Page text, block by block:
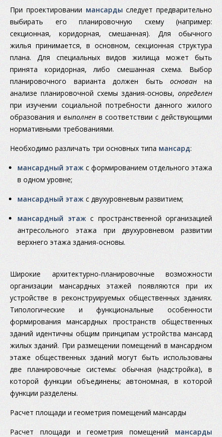
При проектировании мансарды следует предварительно
выбирать его планировочную схему (например:
секционная, коридорная, смешанная). Для обычного
жилья принимается, в основном, секционная структура
плана. Для специальных видов жилища может быть
принята коридорная, либо смешанная схема. Выбор
планировочного варианта должен бытьоснован на
анализе планировочной схемы здания-основы, определен
при изучении социальной потребности данного жилого
образования ивыполнен в соответствии с действующими
нормативными требованиями.
Необходимо различать три основных типа мансард:
мансардный этаж с формированием отдельного этажа
в одном уровне;
мансардный этаж с двухуровневым развитием;
мансардный этаж с пространственной организацией
антресольного этажа при двухуровневом развитии
верхнего этажа здания-основы.
Широкие архитектурно-планировочные возможности
организации мансардных этажей появляются при их
устройстве в реконструируемых общественных зданиях.
Типологические и функциональные особенности
формирования мансардных пространств общественных
зданий идентичны общим принципам устройства мансард
жилых зданий. При размещении помещений в мансардном
этаже общественных зданий могут быть использованы
две планировочные системы: обычная (надстройка), в
которой функции объединены; автономная, в которой
функции разделены.
Расчет площади и геометрия помещений мансарды
Расчет площади и геометрия помещений мансарды